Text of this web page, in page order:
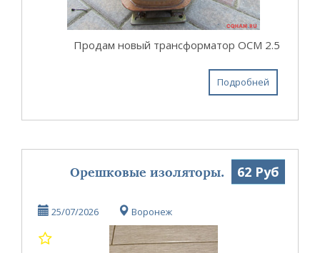
Продам новый трансформатор ОСМ 2.5
Подробней
Орешковые изоляторы. 62 Руб
25/07/2026 Воронеж